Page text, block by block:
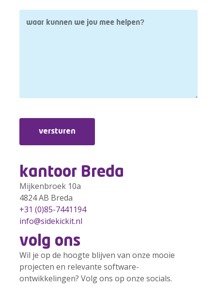
versturen
kantoor Breda
Mijkenbroek 10a
4824 AB Breda
+31 (0)85-7441194
info@sidekickit.nl
volg ons
Wil je op de hoogte blijven van onze mooie
projecten en relevante software-
ontwikkelingen? Volg ons op onze socials.